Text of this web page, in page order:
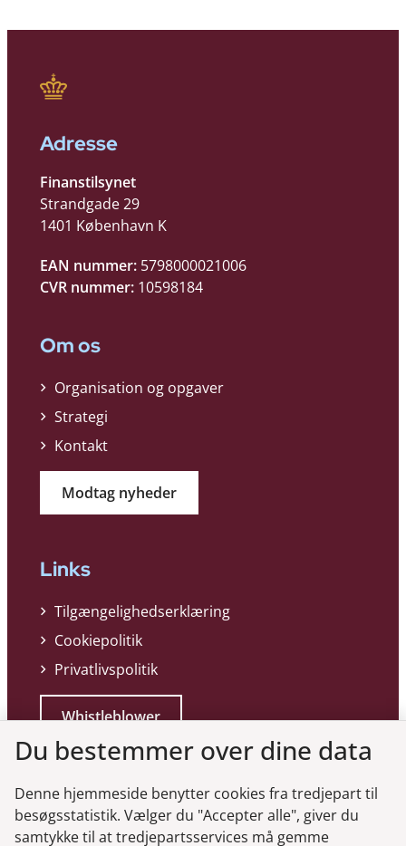
Adresse
Finanstilsynet
Strandgade 29
1401 København K
EAN nummer: 5798000021006
CVR nummer: 10598184
Om os
Organisation og opgaver
Strategi
Kontakt
Modtag nyheder
Links
Tilgængelighedserklæring
Cookiepolitik
Privatlivspolitik
Whistleblower
Du bestemmer over dine data
Denne hjemmeside benytter cookies fra tredjepart til
besøgsstatistik. Vælger du "Accepter alle", giver du
samtykke til at tredjepartsservices må gemme